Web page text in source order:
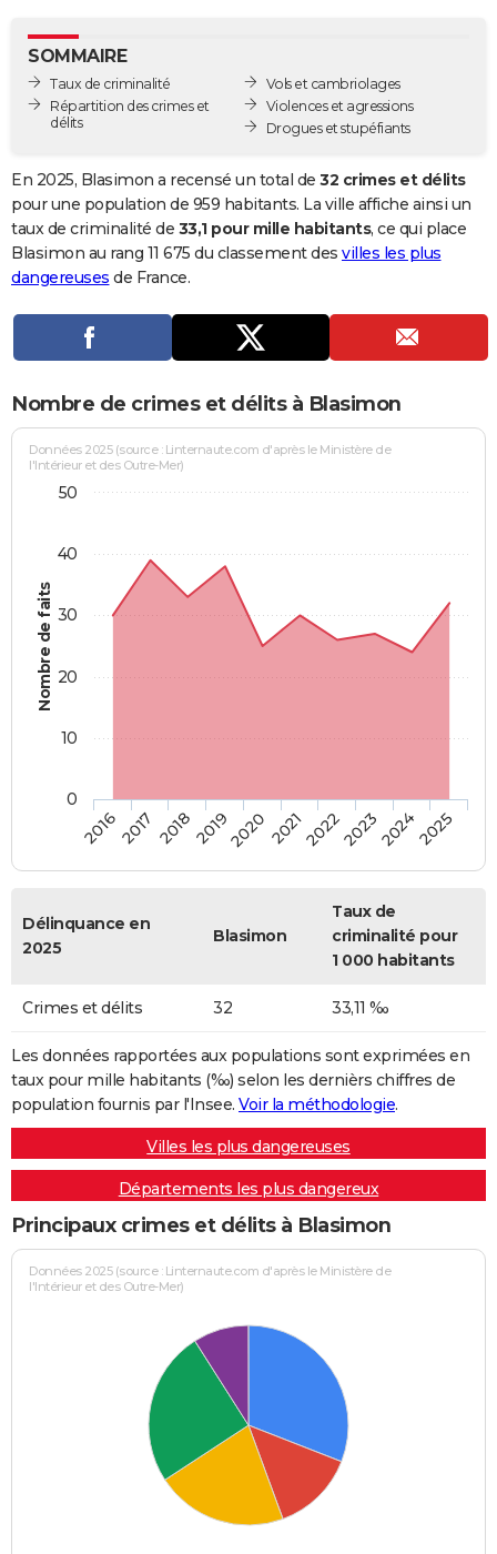
GUIDES D'ACHAT
BONS PLANS
Carte de Noël
Carte Bonne année
Carte Saint-Valentin
Carte Pâques
Carte d'anniversaire
DICTIONNAIRE
Dictionnaire
Biographies
Citations
Expressions
Proverbes
PROGRAMME TV
Se connecter
Entreprises
Service militaire
Avis de recherche
AVIS DE DÉCÈS
Bricolage
Lifestyle
Culture
Sport
Auto
Television
Voyage
Cinema
SOMMAIRE
Taux de criminalité
Répartition des crimes et
délits
Vols et cambriolages
Violences et agressions
Drogues et stupéfiants
En 2025, Blasimon a recensé un total de 32 crimes et délits
pour une population de 959 habitants. La ville affiche ainsi un
taux de criminalité de 33,1 pour mille habitants, ce qui place
Blasimon au rang 11 675 du classement des villes les plus
dangereuses de France.
Nombre de crimes et délits à Blasimon
Nombre de faits
Données 2025 (source : Linternaute.com d'après le Ministère de
l'Intérieur et des Outre-Mer)
20162017 20182019202020212022202320242025
0
10
20
30
40
50
Délinquance en
2025
Blasimon
Taux de
criminalité pour
1 000 habitants
Crimes et délits 32 33,11 ‰
Les données rapportées aux populations sont exprimées en
taux pour mille habitants (‰) selon les dernièrs chiffres de
population fournis par l'Insee. Voir la méthodologie.
Villes les plus dangereuses
Départements les plus dangereux
Principaux crimes et délits à Blasimon
Données 2025 (source : Linternaute.com d'après le Ministère de
l'Intérieur et des Outre-Mer)